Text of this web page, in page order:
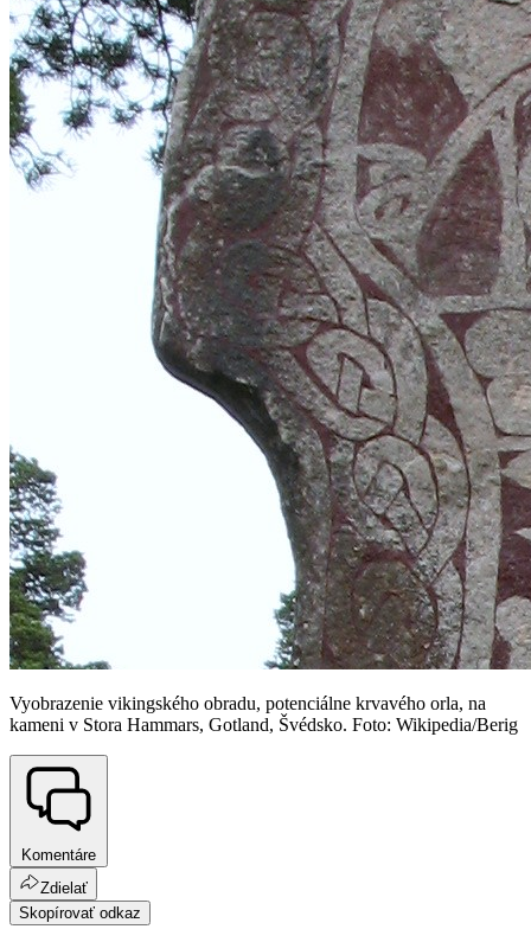
Vyobrazenie vikingského obradu, potenciálne krvavého orla, na
kameni v Stora Hammars, Gotland, Švédsko. Foto: Wikipedia/Berig
Komentáre
Zdielať
Skopírovať odkaz